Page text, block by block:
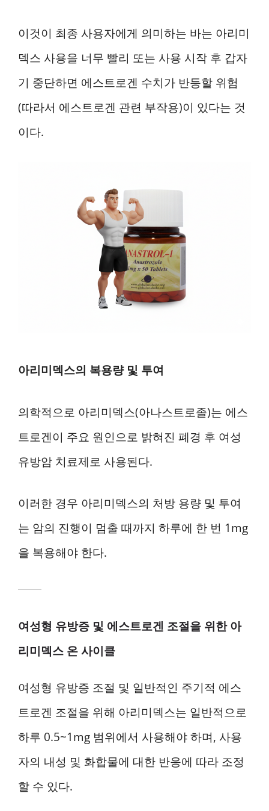
이것이 최종 사용자에게 의미하는 바는 아리미
덱스 사용을 너무 빨리 또는 사용 시작 후 갑자
기 중단하면 에스트로겐 수치가 반등할 위험
(따라서 에스트로겐 관련 부작용)이 있다는 것
이다.
아리미덱스의 복용량 및 투여
의학적으로 아리미덱스(아나스트로졸)는 에스
트로겐이 주요 원인으로 밝혀진 폐경 후 여성
유방암 치료제로 사용된다.
이러한 경우 아리미덱스의 처방 용량 및 투여
는 암의 진행이 멈출 때까지 하루에 한 번 1mg
을 복용해야 한다.
여성형 유방증 및 에스트로겐 조절을 위한 아
리미덱스 온 사이클
여성형 유방증 조절 및 일반적인 주기적 에스
트로겐 조절을 위해 아리미덱스는 일반적으로
하루 0.5~1mg 범위에서 사용해야 하며, 사용
자의 내성 및 화합물에 대한 반응에 따라 조정
할 수 있다.